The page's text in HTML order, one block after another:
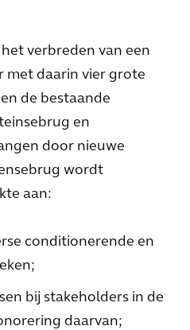
verbreden van een
met daarin vier grote
de bestaande
en
door nieuwe
wordt
aan:
conditionerende en
bij stakeholders in de
daarvan;